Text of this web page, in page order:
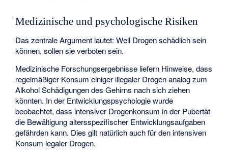
Medizinische und psychologische Risiken
Das zentrale Argument lautet: Weil Drogen schädlich sein
können, sollen sie verboten sein.
Medizinische Forschungsergebnisse liefern Hinweise, dass
regelmäßiger Konsum einiger illegaler Drogen analog zum
Alkohol Schädigungen des Gehirns nach sich ziehen
könnten. In der Entwicklungspsychologie wurde
beobachtet, dass intensiver Drogenkonsum in der Pubertät
die Bewältigung altersspezifischer Entwicklungsaufgaben
gefährden kann. Dies gilt natürlich auch für den intensiven
Konsum legaler Drogen.